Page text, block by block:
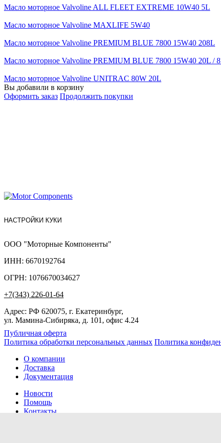
Масло моторное Valvoline ALL FLEET EXTREME 10W40 5L
Масло моторное Valvoline MAXLIFE 5W40
Масло моторное Valvoline PREMIUM BLUE 7800 15W40 208L
Масло моторное Valvoline PREMIUM BLUE 7800 15W40 20L /
Масло моторное Valvoline UNITRAC 80W 20L
Вы добавили в корзину
Оформить заказ Продолжить покупки
НАСТРОЙКИ КУКИ
ООО "Моторные Компоненты"
ИНН: 6670192764
ОГРН: 1076670034627
+7(343) 226-01-64
Адрес: РФ 620075, г. Екатеринбург,
ул. Мамина-Сибиряка, д. 101, офис 4.24
Публичная оферта
Политика обработки персональных данных Политика
О компании
Доставка
Документация
Новости
Помощь
Контакты